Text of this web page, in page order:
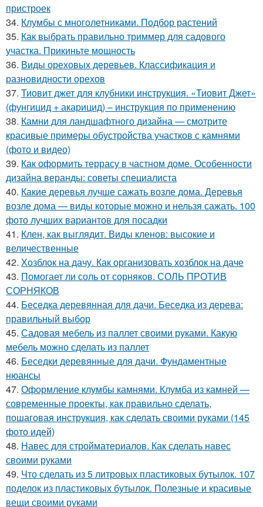
пристроек
34. Клумбы с многолетниками. Подбор растений
35. Как выбрать правильно триммер для садового
участка. Прикиньте мощность
36. Виды ореховых деревьев. Классификация и
разновидности орехов
37. Тиовит джет для клубники инструкция. «Тиовит Джет»
(фунгицид + акарицид) – инструкция по применению
38. Камни для ландшафтного дизайна — смотрите
красивые примеры обустройства участков с камнями
(фото и видео)
39. Как оформить террасу в частном доме. Особенности
дизайна веранды: советы специалиста
40. Какие деревья лучше сажать возле дома. Деревья
возле дома — виды которые можно и нельзя сажать. 100
фото лучших вариантов для посадки
41. Клен, как выглядит. Виды кленов: высокие и
величественные
42. Хозблок на дачу. Как организовать хозблок на даче
43. Помогает ли соль от сорняков. СОЛЬ ПРОТИВ
СОРНЯКОВ
44. Беседка деревянная для дачи. Беседка из дерева:
правильный выбор
45. Садовая мебель из паллет своими руками. Какую
мебель можно сделать из паллет
46. Беседки деревянные для дачи. Фундаментные
нюансы
47. Оформление клумбы камнями. Клумба из камней —
современные проекты, как правильно сделать,
пошаговая инструкция, как сделать своими руками (145
фото идей)
48. Навес для стройматериалов. Как сделать навес
своими руками
49. Что сделать из 5 литровых пластиковых бутылок. 107
поделок из пластиковых бутылок. Полезные и красивые
вещи своими руками